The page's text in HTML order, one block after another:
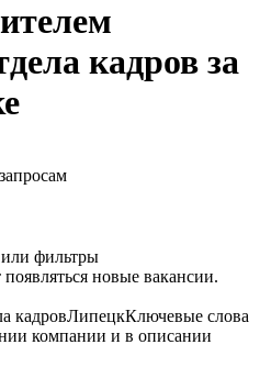
кадров за
или фильтры
новые вакансии.
кадровЛипецкКлючевые слова
компании и в описании